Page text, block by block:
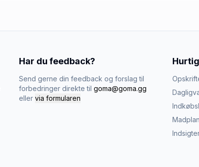
Har du feedback?
Send gerne din feedback og forslag til
forbedringer direkte til goma@goma.gg
eller via formularen
Madplan